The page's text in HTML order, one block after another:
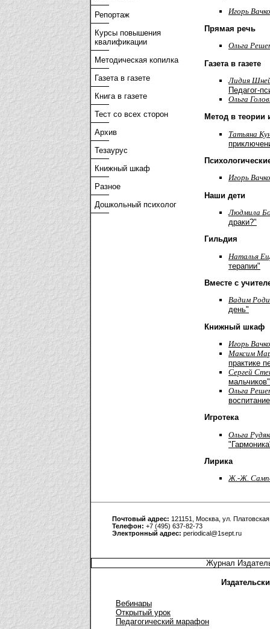
Репортаж
Курсы повышения
квалификации
Методическая копилка
Газета в газете
Книга в газете
Тест со всех сторон
Архив
Тезаурус
Книжный шкаф
Разное
Дошкольный психолог
Игорь
Прямая речь
Ольга
Газета в газете
Лидия
Педагог-
Ольга
Метод в теории
Татьяна
Игорь
Наши дети
Людмила
драки?"
Гильдия
Наталья
терапии"
Вместе с
Вадим
день"
Книжный шкаф
Игорь
Максим
практике
Cергей
мальчиков"
Ольга
Игротека
Ольга
Лирика
Ж.-Ж.
Почтовый адрес: 121151, Москва, ул.
Телефон: +7 (495) 637-82-73
Электронный адрес: periodical@1sept.ru
Журнал
Вебинары
Открытый урок
Педагогический марафон